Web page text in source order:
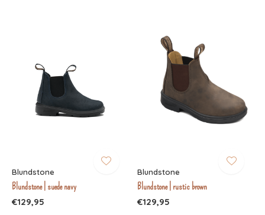
Blundstone
Blundstone | suede navy
€129,95
Blundstone
Blundstone | rustic brown
€129,95